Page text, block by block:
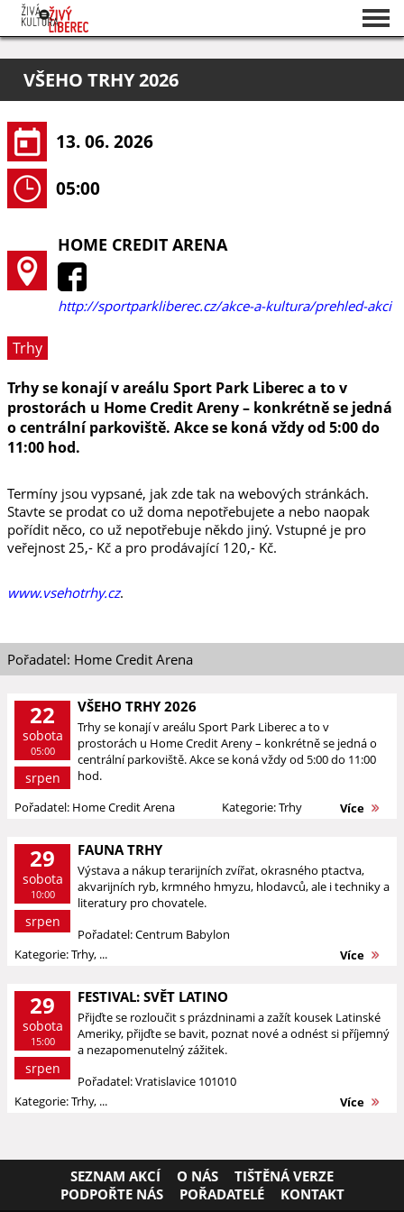
O projektu
Pořadatelé
VŠEHO TRHY 2026
13. 06. 2026
05:00
HOME CREDIT ARENA
http://sportparkliberec.cz/akce-a-kultura/prehled-akci
Trhy
Trhy se konají v areálu Sport Park Liberec a to v
prostorách u Home Credit Areny – konkrétně se jedná
o centrální parkoviště. Akce se koná vždy od 5:00 do
11:00 hod.
Termíny jsou vypsané, jak zde tak na webových stránkách.
Stavte se prodat co už doma nepotřebujete a nebo naopak
pořídit něco, co už nepotřebuje někdo jiný. Vstupné je pro
veřejnost 25,- Kč a pro prodávající 120,- Kč.
www.vsehotrhy.cz.
Pořadatel: Home Credit Arena
22
sobota
05:00
srpen
VŠEHO TRHY 2026
Trhy se konají v areálu Sport Park Liberec a to v
prostorách u Home Credit Areny – konkrétně se jedná o
centrální parkoviště. Akce se koná vždy od 5:00 do 11:00
hod.
Pořadatel: Home Credit Arena
Kategorie: Trhy Více
29
sobota
10:00
srpen
FAUNA TRHY
Výstava a nákup terarijních zvířat, okrasného ptactva,
akvarijních ryb, krmného hmyzu, hlodavců, ale i techniky a
literatury pro chovatele.
Pořadatel: Centrum Babylon
Kategorie: Trhy, ...
Více
29
sobota
15:00
srpen
FESTIVAL: SVĚT LATINO
Přijďte se rozloučit s prázdninami a zažít kousek Latinské
Ameriky, přijďte se bavit, poznat nové a odnést si příjemný
a nezapomenutelný zážitek.
Pořadatel: Vratislavice 101010
Kategorie: Trhy, ...
Více
SEZNAM AKCÍ O NÁS
TIŠTĚNÁ VERZE
PODPOŘTE NÁS
POŘADATELÉ KONTAKT